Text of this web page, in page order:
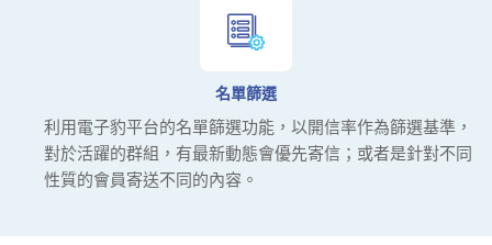
名單篩選
利用電子豹平台的名單篩選功能，以開信率作為篩選基準，
對於活躍的群組，有最新動態會優先寄信；或者是針對不同
性質的會員寄送不同的內容。